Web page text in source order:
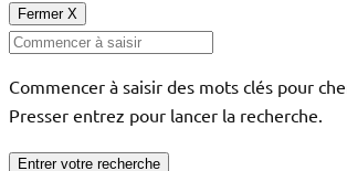
Fermer X
Commencer à saisir des mots clés pour
Presser entrez pour lancer la recherche.
Entrer votre recherche